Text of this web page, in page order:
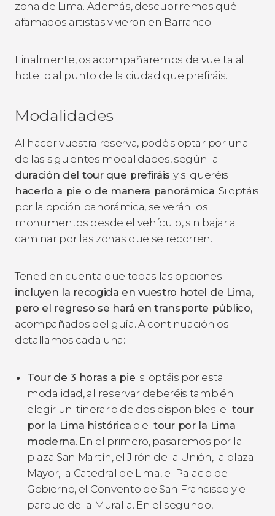
zona de Lima. Además, descubriremos qué
afamados artistas vivieron en Barranco.
Finalmente, os acompañaremos de vuelta al
hotel o al punto de la ciudad que prefiráis.
Modalidades
Al hacer vuestra reserva, podéis optar por una
de las siguientes modalidades, según la
duración del tour que prefiráis y si queréis
hacerlo a pie o de manera panorámica. Si optáis
por la opción panorámica, se verán los
monumentos desde el vehículo, sin bajar a
caminar por las zonas que se recorren.
Tened en cuenta que todas las opciones
incluyen la recogida en vuestro hotel de Lima,
pero el regreso se hará en transporte público,
acompañados del guía. A continuación os
detallamos cada una:
Tour de 3 horas a pie: si optáis por esta
modalidad, al reservar deberéis también
elegir un itinerario de dos disponibles: el tour
por la Lima histórica o eltour por la Lima
moderna. En el primero, pasaremos por la
plaza San Martín, el Jirón de la Unión, la plaza
Mayor, la Catedral de Lima, el Palacio de
Gobierno, el Convento de San Francisco y el
parque de la Muralla. En el segundo,